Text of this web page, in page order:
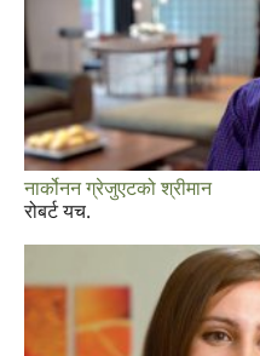
नार्कोनन ग्रेजुएटको श्रीमान
रोबर्ट यच.